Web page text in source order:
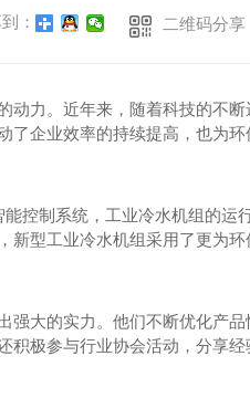
： 二维码分享
动力。近年来，随着科技的不
了企业效率的持续提高，也为
控制系统，工业冷水机组的运
新型工业冷水机组采用了更为
强大的实力。他们不断优化产
积极参与行业协会活动，分享